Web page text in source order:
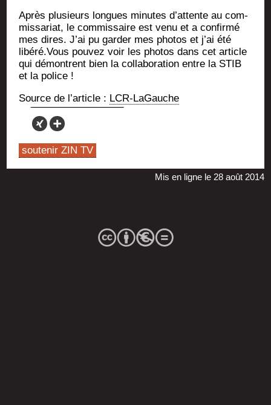
Après plu­sieurs longues minutes d’attente au com­
mis­sa­riat, le com­mis­saire est venu et a confir­mé
mes dires. J’ai pu gar­der mes pho­tos et j’ai été
libéré.Vous pou­vez voir les pho­tos dans cet article
qui démontrent bien la col­la­bo­ra­tion entre la STIB
et la police !
Source de l’ar­ticle : LCR-LaGauche
soutenir ZIN TV
Mis en ligne le 28 août 2014